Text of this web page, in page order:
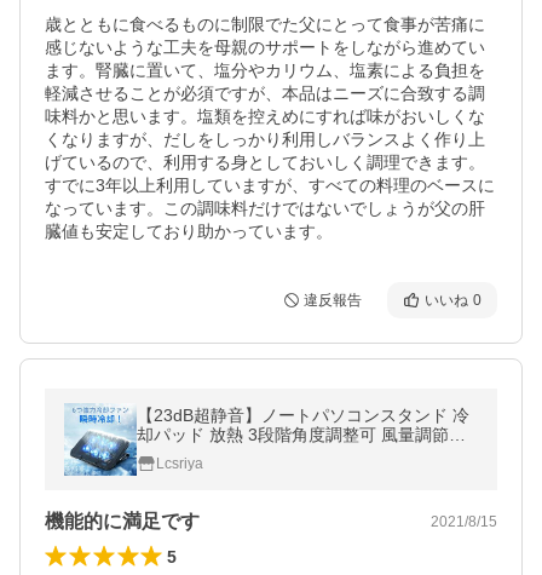
歳とともに食べるものに制限でた父にとって食事が苦痛に
感じないような工夫を母親のサポートをしながら進めてい
ます。腎臓に置いて、塩分やカリウム、塩素による負担を
軽減させることが必須ですが、本品はニーズに合致する調
味料かと思います。塩類を控えめにすれば味がおいしくな
くなりますが、だしをしっかり利用しバランスよく作り上
げているので、利用する身としておいしく調理できます。
すでに3年以上利用していますが、すべての料理のベースに
なっています。この調味料だけではないでしょうが父の肝
臓値も安定しており助かっています。
違反報告 いいね 0
【23dB超静音】ノートパソコンスタンド 冷
却パッド 放熱 3段階角度調整可 風量調節可
6つ冷却ファン 大風量 USBポート付 16イン
チ Macbook/iPad対応（srq）
Lcsriya
機能的に満足です 2021/8/15
5